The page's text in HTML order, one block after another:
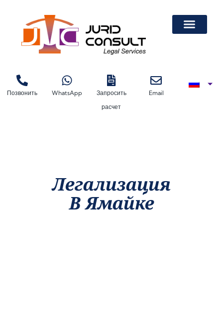
Позвонить WhatsApp
Запросить
расчет
Email
Легализация
В Ямайке